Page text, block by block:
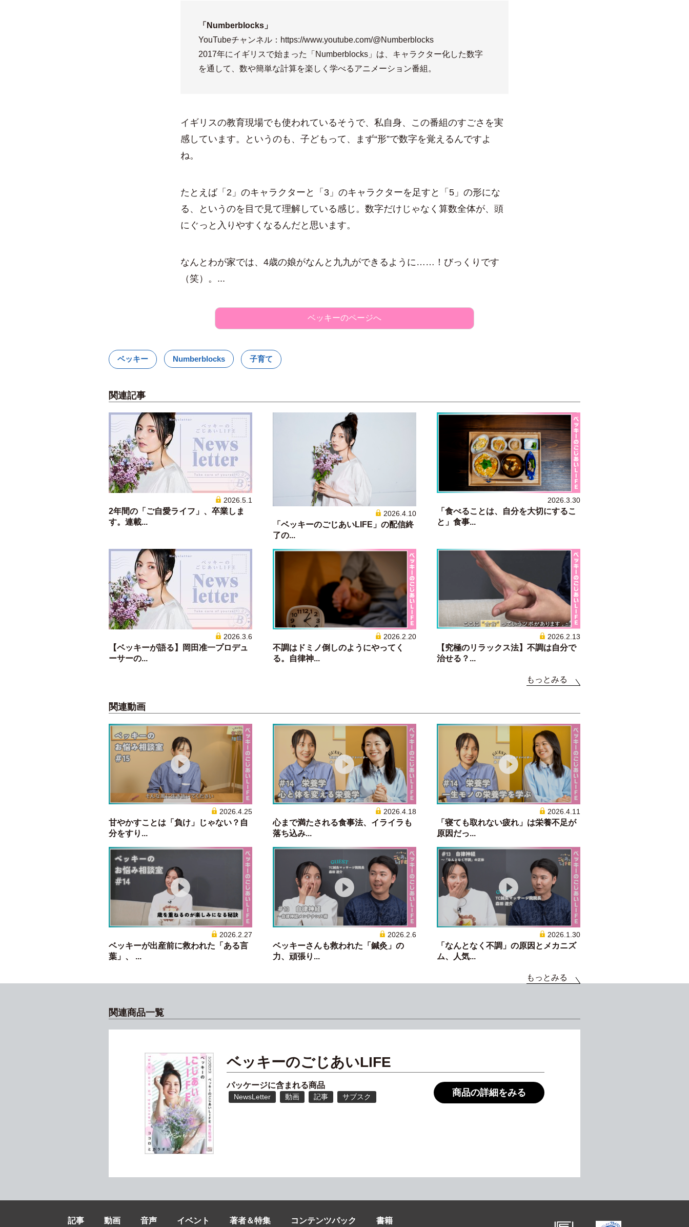
「Numberblocks」
YouTubeチャンネル： https://www.youtube.com/@Numberblocks
2017年にイギリスで始まった「Numberblocks」は、キャラクター化した数字
を通して、数や簡単な計算を楽しく学べるアニメーション番組。
イギリスの教育現場でも使われているそうで、私自身、この番組のすごさを実
感しています。というのも、子どもって、まず“形”で数字を覚えるんですよ
ね。
たとえば「2」のキャラクターと「3」のキャラクターを足すと「5」の形にな
る、というのを目で見て理解している感じ。数字だけじゃなく算数全体が、頭
にぐっと入りやすくなるんだと思います。
なんとわが家では、4歳の娘がなんと九九ができるように……！びっくりです
（笑）。...
ベッキーのページへ
ベッキー Numberblocks 子育て
関連記事
2026.5.1
2年間の「ご自愛ライフ」、卒業しま
す。連載...
2026.4.10
「ベッキーのごじあいLIFE」の配信終
了の...
2026.3.30
「食べることは、自分を大切にするこ
と」食事...
2026.3.6
【ベッキーが語る】岡田准一プロデュ
ーサーの...
2026.2.20
不調はドミノ倒しのようにやってく
る。自律神...
2026.2.13
【究極のリラックス法】不調は自分で
治せる？...
もっとみる
関連動画
2026.4.25
甘やかすことは「負け」じゃない？自
分をすり...
2026.4.18
心まで満たされる食事法、イライラも
落ち込み...
2026.4.11
「寝ても取れない疲れ」は栄養不足が
原因だっ...
2026.2.27
ベッキーが出産前に救われた「ある言
葉」、 ...
2026.2.6
ベッキーさんも救われた「鍼灸」の
力、頑張り...
2026.1.30
「なんとなく不調」の原因とメカニズ
ム、人気...
もっとみる
関連商品一覧
ベッキーのごじあいLIFE
パッケージに含まれる商品
NewsLetter 動画 記事 サブスク 商品の詳細をみる
記事 動画 音声 イベント 著者＆特集 コンテンツパック 書籍